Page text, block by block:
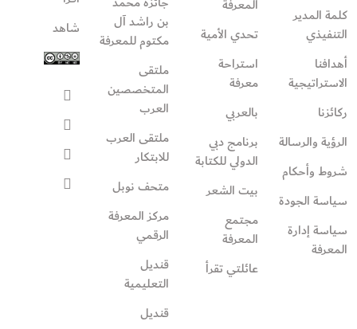
كلمة المدير
التنفيذي
أهدافنا
الاستراتيجية
ركائزنا
الرؤية والرسالة
شروط وأحكام
سياسة الجودة
سياسة إدارة
المعرفة
المعرفة
تحدي الأمية
استراحة
معرفة
بالعربي
برنامج دبي
الدولي للكتابة
بيت الشعر
مجتمع
المعرفة
عائلتي تقرأ‎
بن راشد آل
مكتوم للمعرفة
ملتقى
المتخصصين
العرب
ملتقى العرب
للابتكار
متحف نوبل
مركز المعرفة
الرقمي
قنديل
التعليمية
قنديل
شاهد